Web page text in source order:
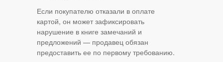
Если покупателю отказали в оплате
картой, он может зафиксировать
нарушение в книге замечаний и
предложений — продавец обязан
предоставить ее по первому требованию.